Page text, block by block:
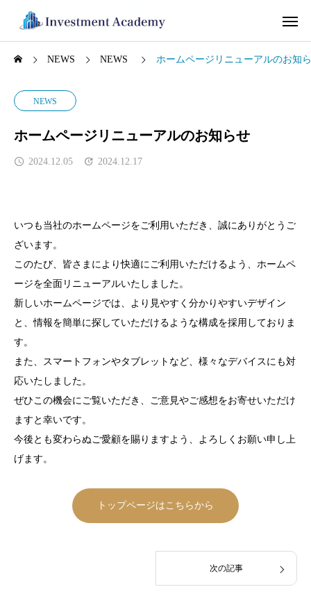
NEWS NEWS ホームページリニューアルのお知
NEWS
ホームページリニューアルのお知らせ
2024.12.05 2024.12.17
いつも当社のホームページをご利用いただき、誠にありがとうご
ざいます。
このたび、皆さまにより快適にご利用いただけるよう、ホームペ
ージを全面リニューアルいたしました。
新しいホームページでは、より見やすく分かりやすいデザイン
と、情報を簡単に探していただけるような構成を採用しておりま
す。
また、スマートフォンやタブレットなど、様々なデバイスにも対
応いたしました。
ぜひこの機会にご覧いただき、ご意見やご感想をお寄せいただけ
ますと幸いです。
今後とも変わらぬご愛顧を賜りますよう、よろしくお願い申し上
げます。
トップページはこちらから
次の記事